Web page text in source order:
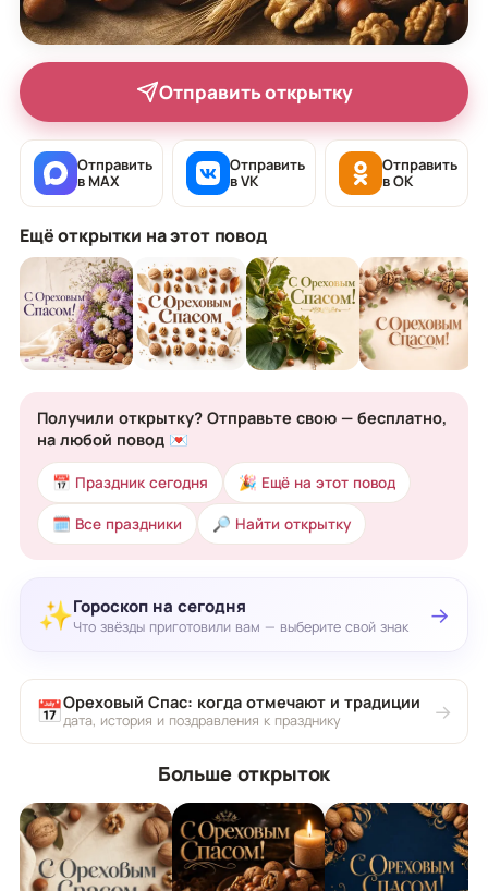
Отправить открытку
Отправить
в MAX
Отправить
в VK
Отправить
в OK
Ещё открытки на этот повод
Получили открытку? Отправьте свою — бесплатно,
на любой повод 💌
📅 Праздник сегодня 🎉 Ещё на этот повод
🗓 Все праздники 🔎 Найти открытку
✨Гороскоп на сегодня
Что звёзды приготовили вам — выберите свой знак →
📅Ореховый Спас: когда отмечают и традиции
дата, история и поздравления к празднику →
Больше открыток